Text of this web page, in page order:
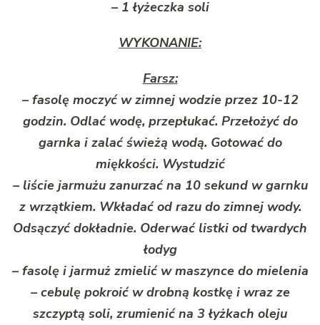
– 1 łyżeczka soli
WYKONANIE:
Farsz:
– fasolę moczyć w zimnej wodzie przez 10-12
godzin. Odlać wodę, przepłukać. Przełożyć do
garnka i zalać świeżą wodą. Gotować do
miękkości. Wystudzić
– liście jarmużu zanurzać na 10 sekund w garnku
z wrzątkiem. Wkładać od razu do zimnej wody.
Odsączyć dokładnie. Oderwać listki od twardych
łodyg
– fasolę i jarmuż zmielić w maszynce do mielenia
– cebulę pokroić w drobną kostkę i wraz ze
szczyptą soli, zrumienić na 3 łyżkach oleju